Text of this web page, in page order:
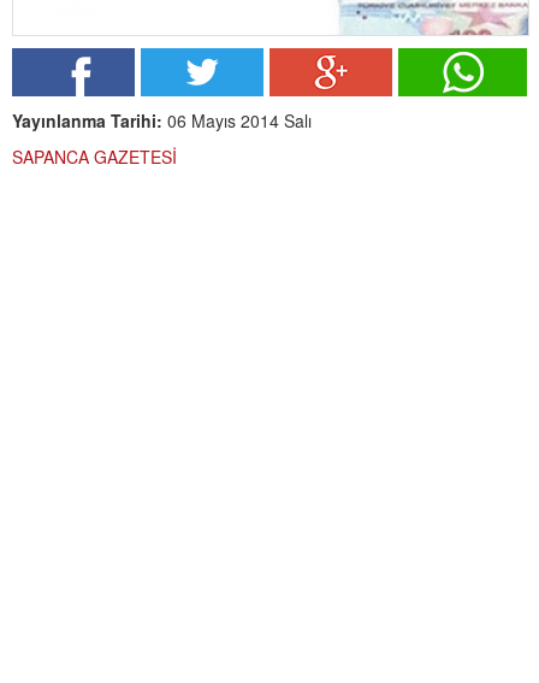
Yayınlanma Tarihi: 06 Mayıs 2014 Salı
SAPANCA GAZETESİ